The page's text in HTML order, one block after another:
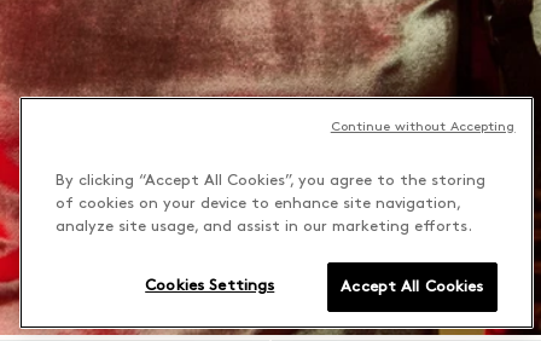
By clicking “Accept All Cookies”, you agree to the storing
of cookies on your device to enhance site navigation,
analyze site usage, and assist in our marketing efforts.
Accept All Cookies
Cookies Settings
Continue without Accepting